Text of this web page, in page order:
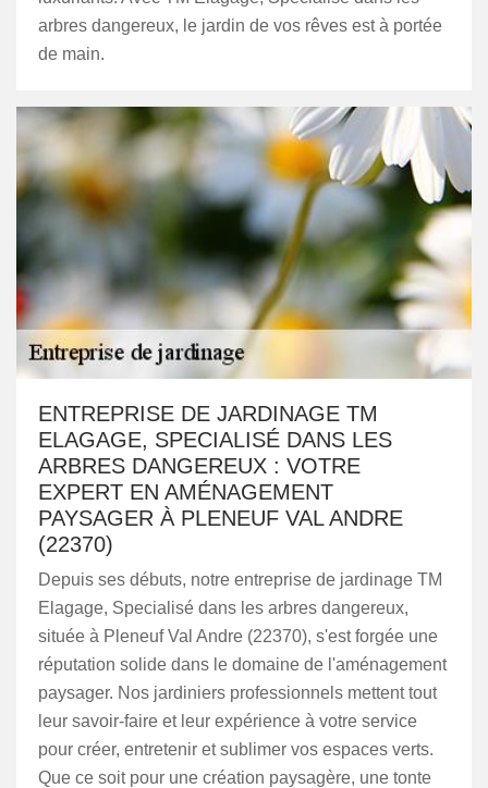
arbres dangereux, le jardin de vos rêves est à portée
de main.
ENTREPRISE DE JARDINAGE TM
ELAGAGE, SPECIALISÉ DANS LES
ARBRES DANGEREUX : VOTRE
EXPERT EN AMÉNAGEMENT
PAYSAGER À PLENEUF VAL ANDRE
(22370)
Depuis ses débuts, notre entreprise de jardinage TM
Elagage, Specialisé dans les arbres dangereux,
située à Pleneuf Val Andre (22370), s'est forgée une
réputation solide dans le domaine de l'aménagement
paysager. Nos jardiniers professionnels mettent tout
leur savoir-faire et leur expérience à votre service
pour créer, entretenir et sublimer vos espaces verts.
Que ce soit pour une création paysagère, une tonte